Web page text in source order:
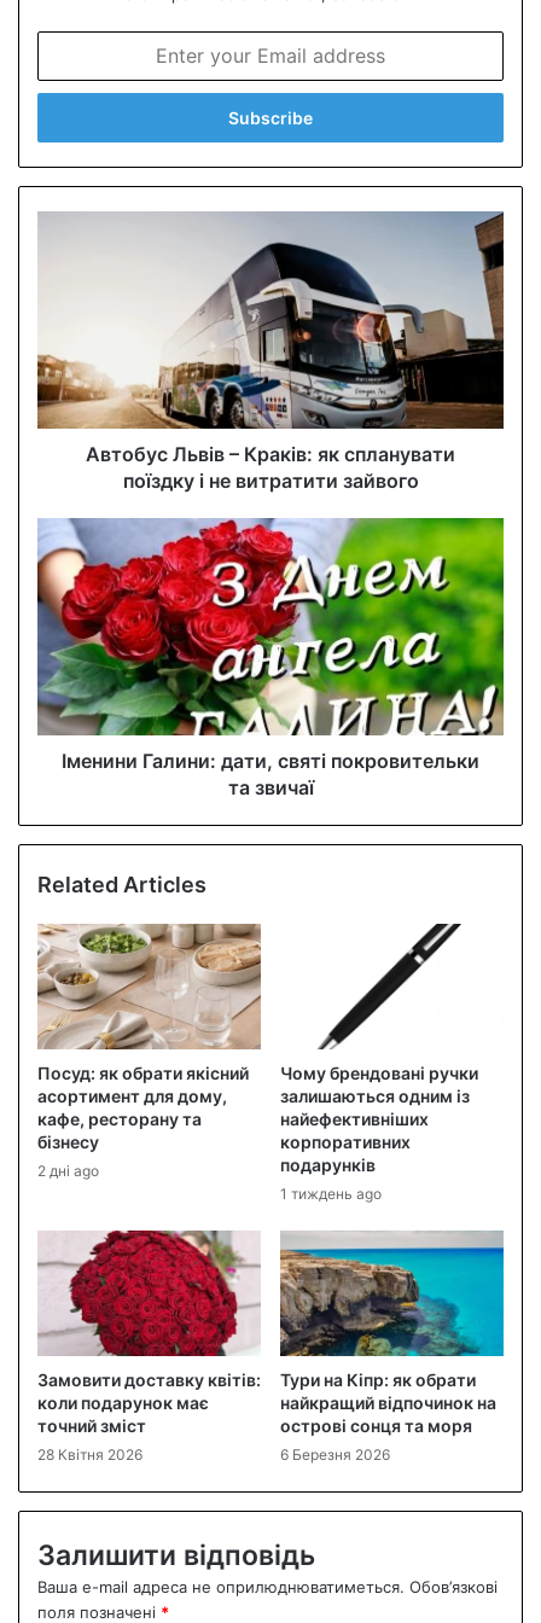
t
r
y
l
a
d
s
Автобус Львів – Краків: як спланувати
поїздку і не витратити зайвого
Іменини Галини: дати, святі покровительки
та звичаї
Related Articles
Посуд: як обрати якісний
асортимент для дому,
кафе, ресторану та
бізнесу
2 дні ago
Чому брендовані ручки
залишаються одним із
найефективніших
корпоративних
подарунків
1 тиждень ago
Замовити доставку квітів:
коли подарунок має
точний зміст
28 Квітня 2026
Тури на Кіпр: як обрати
найкращий відпочинок на
острові сонця та моря
6 Березня 2026
Залишити відповідь
Ваша e-mail адреса не оприлюднюватиметься. Обов’язкові
поля позначені *